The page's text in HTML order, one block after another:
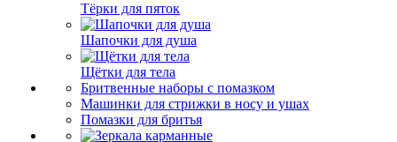
Тёрки для пяток
Шапочки для душа
Щётки для тела
Бритвенные наборы с помазком
Машинки для стрижки в носу и ушах
Помазки для бритья